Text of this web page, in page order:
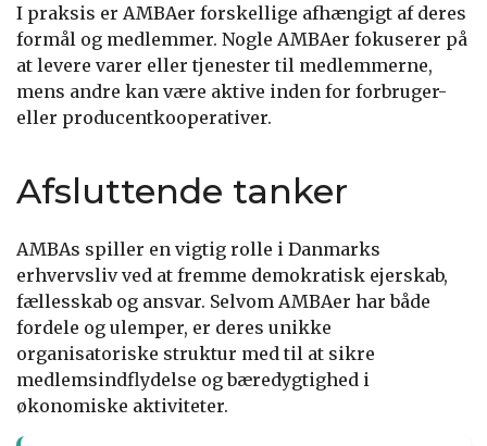
I praksis er AMBAer forskellige afhængigt af deres
formål og medlemmer. Nogle AMBAer fokuserer på
at levere varer eller tjenester til medlemmerne,
mens andre kan være aktive inden for forbruger-
eller producentkooperativer.
Afsluttende tanker
AMBAs spiller en vigtig rolle i Danmarks
erhvervsliv ved at fremme demokratisk ejerskab,
fællesskab og ansvar. Selvom AMBAer har både
fordele og ulemper, er deres unikke
organisatoriske struktur med til at sikre
medlemsindflydelse og bæredygtighed i
økonomiske aktiviteter.